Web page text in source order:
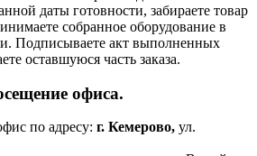
даты готовности, забираете товар
собранное оборудование в
Подписываете акт выполненных
оставшуюся часть заказа.
офиса.
по адресу: г. Кемерово, ул.